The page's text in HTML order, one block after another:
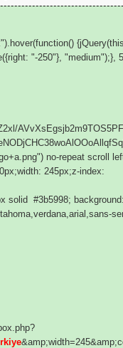
"-250"}, "medium");},
no-repeat scroll
245px;z-index:
solid #3b5998;